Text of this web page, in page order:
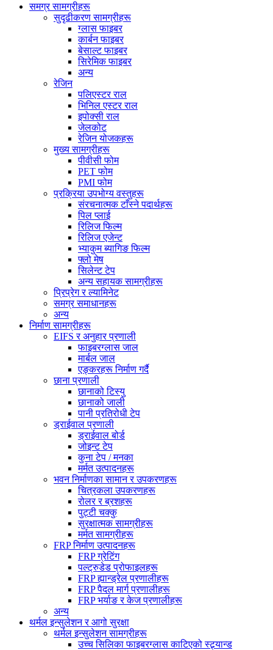
समग्र सामग्रीहरू
सुदृढीकरण सामग्रीहरू
ग्लास फाइबर
कार्बन फाइबर
बेसाल्ट फाइबर
सिरेमिक फाइबर
अन्य
रेजिन
पलिएस्टर राल
भिनिल एस्टर राल
इपोक्सी राल
जेलकोट
रेजिन योजकहरू
मुख्य सामग्रीहरू
पीवीसी फोम
PET फोम
PMI फोम
प्रक्रिया उपभोग्य वस्तुहरू
संरचनात्मक टाँस्ने पदार्थहरू
पिल प्लाई
रिलिज फिल्म
रिलिज एजेन्ट
भ्याकुम ब्यागिङ फिल्म
फ्लो मेष
सिलेन्ट टेप
अन्य सहायक सामग्रीहरू
प्रिप्रेग र ल्यामिनेट
समग्र समाधानहरू
अन्य
निर्माण सामग्रीहरू
EIFS र अनुहार प्रणाली
फाइबरग्लास जाल
मार्बल जाल
एङ्करहरू निर्माण गर्दै
छाना प्रणाली
छानाको टिस्यु
छानाको जाली
पानी प्रतिरोधी टेप
ड्राईवाल प्रणाली
ड्राईवाल बोर्ड
जोइन्ट टेप
कुना टेप / मनका
मर्मत उत्पादनहरू
भवन निर्माणका सामान र उपकरणहरू
चित्रकला उपकरणहरू
रोलर र ब्रशहरू
पुट्टी चक्कु
सुरक्षात्मक सामग्रीहरू
मर्मत सामग्रीहरू
FRP निर्माण उत्पादनहरू
FRP ग्रेटिंग
पल्ट्रुडेड प्रोफाइलहरू
FRP ह्यान्ड्रेल प्रणालीहरू
FRP पैदल मार्ग प्रणालीहरू
FRP भर्याङ र केज प्रणालीहरू
अन्य
थर्मल इन्सुलेशन र आगो सुरक्षा
थर्मल इन्सुलेशन सामग्रीहरू
उच्च सिलिका फाइबरग्लास काटिएको स्ट्र्यान्ड